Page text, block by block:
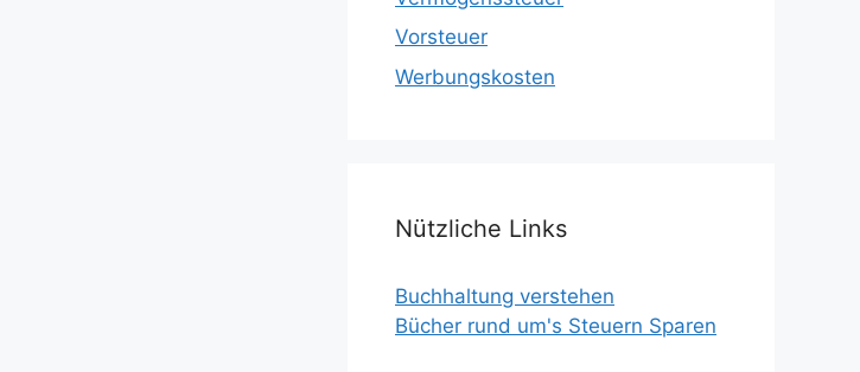
Vorsteuer
Werbungskosten
Nützliche Links
Buchhaltung verstehen
Bücher rund um's Steuern Sparen